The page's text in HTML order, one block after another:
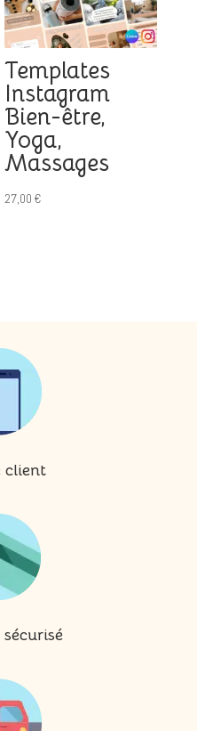
Templates
Instagram
Bien-être,
Yoga,
Massages
27,00€
client